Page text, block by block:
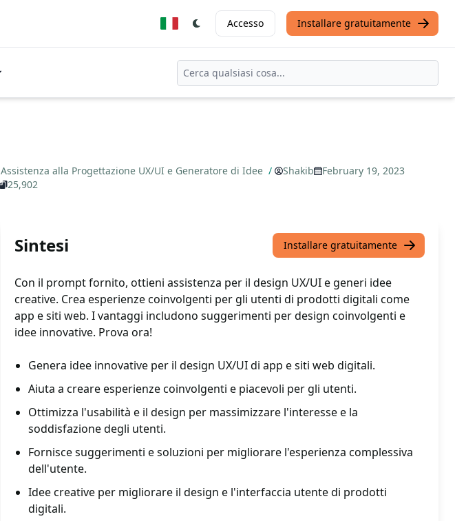
Accesso Installare gratuitamente
Assistenza alla Progettazione UX/UI e Generatore di Idee / Shakib
February 19, 2023
25,902
Sintesi Installare gratuitamente
Con il prompt fornito, ottieni assistenza per il design UX/UI e generi idee
creative. Crea esperienze coinvolgenti per gli utenti di prodotti digitali come
app e siti web. I vantaggi includono suggerimenti per design coinvolgenti e
idee innovative. Prova ora!
Genera idee innovative per il design UX/UI di app e siti web digitali.
Aiuta a creare esperienze coinvolgenti e piacevoli per gli utenti.
Ottimizza l'usabilità e il design per massimizzare l'interesse e la
soddisfazione degli utenti.
Fornisce suggerimenti e soluzioni per migliorare l'esperienza complessiva
dell'utente.
Idee creative per migliorare il design e l'interfaccia utente di prodotti
digitali.